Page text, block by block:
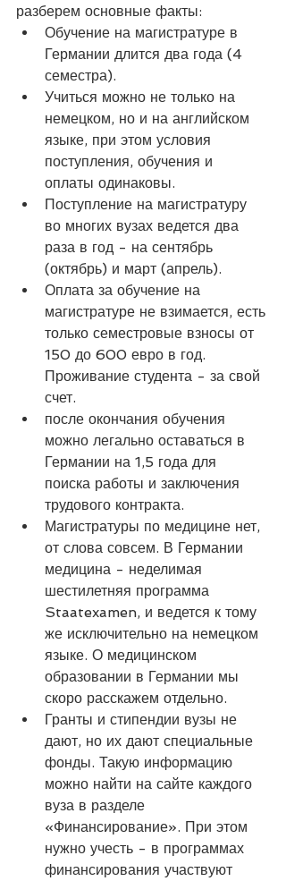
разберем основные факты:
Обучение на магистратуре в
Германии длится два года (4
семестра).
Учиться можно не только на
немецком, но и на английском
языке, при этом условия
поступления, обучения и
оплаты одинаковы.
Поступление на магистратуру
во многих вузах ведется два
раза в год - на сентябрь
(октябрь) и март (апрель).
Оплата за обучение на
магистратуре не взимается, есть
только семестровые взносы от
150 до 600 евро в год.
Проживание студента - за свой
счет.
после окончания обучения
можно легально оставаться в
Германии на 1,5 года для
поиска работы и заключения
трудового контракта.
Магистратуры по медицине нет,
от слова совсем. В Германии
медицина - неделимая
шестилетняя программа
Staatexamen, и ведется к тому
же исключительно на немецком
языке. О медицинском
образовании в Германии мы
скоро расскажем отдельно.
Гранты и стипендии вузы не
дают, но их дают специальные
фонды. Такую информацию
можно найти на сайте каждого
вуза в разделе
«Финансирование». При этом
нужно учесть - в программах
финансирования участвуют